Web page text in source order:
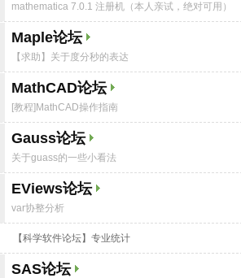
mathematica 7.0.1 注册机（本人亲试，绝对可用）
Maple论坛
【求助】关于度分秒的表达
MathCAD论坛
[教程]MathCAD操作指南
Gauss论坛
关于guass的一些小看法
EViews论坛
var协整分析
【科学软件论坛】专业统计
SAS论坛